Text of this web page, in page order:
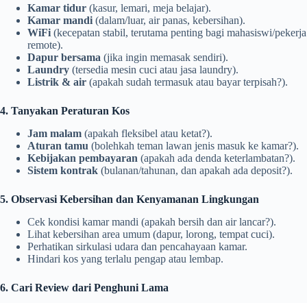
Kamar tidur (kasur, lemari, meja belajar).
Kamar mandi (dalam/luar, air panas, kebersihan).
WiFi (kecepatan stabil, terutama penting bagi mahasiswi/pekerja
remote).
Dapur bersama (jika ingin memasak sendiri).
Laundry (tersedia mesin cuci atau jasa laundry).
Listrik & air (apakah sudah termasuk atau bayar terpisah?).
4. Tanyakan Peraturan Kos
Jam malam (apakah fleksibel atau ketat?).
Aturan tamu (bolehkah teman lawan jenis masuk ke kamar?).
Kebijakan pembayaran (apakah ada denda keterlambatan?).
Sistem kontrak (bulanan/tahunan, dan apakah ada deposit?).
5. Observasi Kebersihan dan Kenyamanan Lingkungan
Cek kondisi kamar mandi (apakah bersih dan air lancar?).
Lihat kebersihan area umum (dapur, lorong, tempat cuci).
Perhatikan sirkulasi udara dan pencahayaan kamar.
Hindari kos yang terlalu pengap atau lembap.
6. Cari Review dari Penghuni Lama